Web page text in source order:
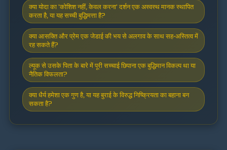
क्या योदा का 'कोशिश नहीं, केवल करना' दर्शन एक अस्वस्थ मानक स्थापित
करता है, या यह सच्ची बुद्धिमत्ता है?
क्या आसक्ति और प्रेम एक जेडाई की भय से अलगाव के साथ सह-अस्तित्व में
रह सकते हैं?
ल्यूक से उसके पिता के बारे में पूरी सच्चाई छिपाना एक बुद्धिमान विकल्प था या
नैतिक विफलता?
क्या धैर्य हमेशा एक गुण है, या यह बुराई के विरुद्ध निष्क्रियता का बहाना बन
सकता है?